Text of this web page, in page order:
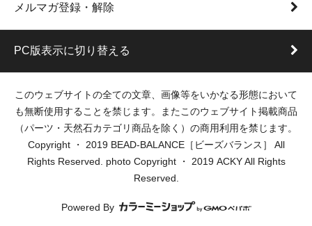
メルマガ登録・解除
PC版表示に切り替える
このウェブサイトの全ての文章、画像等をいかなる形態において
も無断使用することを禁じます。またこのウェブサイト掲載商品
（パーツ・天然石カテゴリ商品を除く）の商用利用を禁じます。
Copyright ・ 2019 BEAD-BALANCE［ビーズバランス］ All
Rights Reserved. photo Copyright ・ 2019 ACKY All Rights
Reserved.
Powered By